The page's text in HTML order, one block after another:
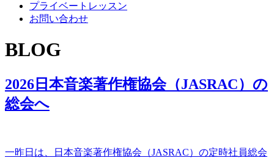
プライベートレッスン
お問い合わせ
BLOG
2026日本音楽著作権協会（JASRAC）の
総会へ
一昨日は、日本音楽著作権協会（JASRAC）の定時社員総会